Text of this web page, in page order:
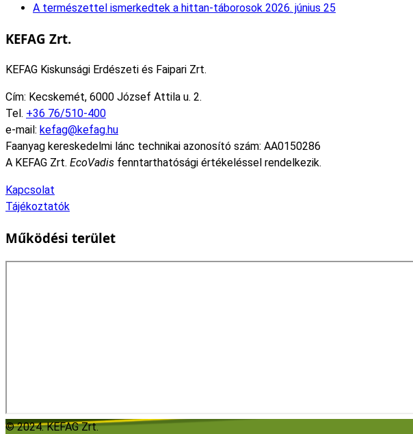
A természettel ismerkedtek a hittan-táborosok 2026. június 25
KEFAG Zrt.
KEFAG Kiskunsági Erdészeti és Faipari Zrt.
Cím: Kecskemét, 6000 József Attila u. 2.
Tel. +36 76/510-400
e-mail: kefag@kefag.hu
Faanyag kereskedelmi lánc technikai azonosító szám: AA0150286
A KEFAG Zrt. EcoVadis fenntarthatósági értékeléssel rendelkezik.
Kapcsolat
Tájékoztatók
Működési terület
© 2024. KEFAG Zrt.